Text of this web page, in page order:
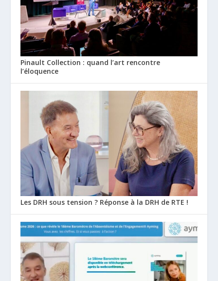
Pinault Collection : quand l’art rencontre
l’éloquence
Les DRH sous tension ? Réponse à la DRH de RTE !